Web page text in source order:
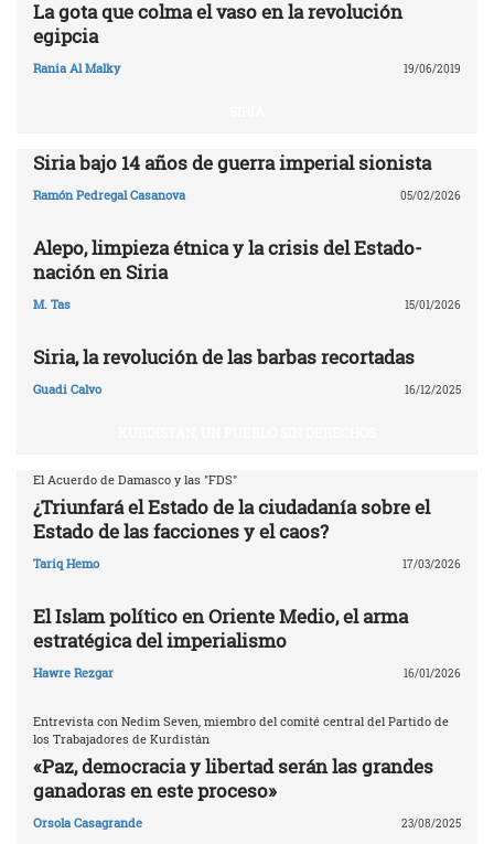
La gota que colma el vaso en la revolución
egipcia
Rania Al Malky 19/06/2019
Siria bajo 14 años de guerra imperial sionista
Ramón Pedregal Casanova 05/02/2026
Alepo, limpieza étnica y la crisis del Estado-
nación en Siria
M. Tas 15/01/2026
Siria, la revolución de las barbas recortadas
Guadi Calvo 16/12/2025
El Acuerdo de Damasco y las "FDS"
¿Triunfará el Estado de la ciudadanía sobre el
Estado de las facciones y el caos?
Tariq Hemo 17/03/2026
El Islam político en Oriente Medio, el arma
estratégica del imperialismo
Hawre Rezgar 16/01/2026
Entrevista con Nedim Seven, miembro del comité central del Partido de
los Trabajadores de Kurdistán
«Paz, democracia y libertad serán las grandes
ganadoras en este proceso»
Orsola Casagrande 23/08/2025